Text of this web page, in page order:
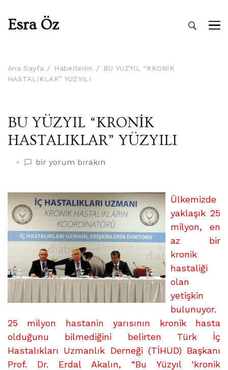
Esra Öz
Ana Sayfa Haberlerim
BU YÜZYIL “KRONİK
HASTALIKLAR” YÜZYILI
BU YÜZYIL “KRONİK
HASTALIKLAR” YÜZYILI
BU
HASTALIKLAR”
YÜZYILI
üzerine
bir yorum bırakın
Ülkemizde
yaklaşık 25
milyon, en
az bir
kronik
hastaliği
olan
yetişkin
bulunuyor.
25 milyon hastanin yarısının kronik hasta
olduğunu bilmediğini belirten Türk İç
Hastalıkları Uzmanlık Derneği (TİHUD) Başkanı
Prof. Dr. Erdal Akalın, “Bu Yüzyıl ‘kronik